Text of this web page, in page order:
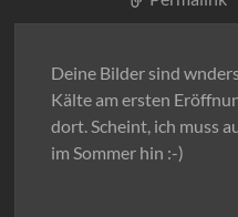
Deine Bilder sind
Kälte am ersten
dort. Scheint, ich muss
im Sommer hin :-)